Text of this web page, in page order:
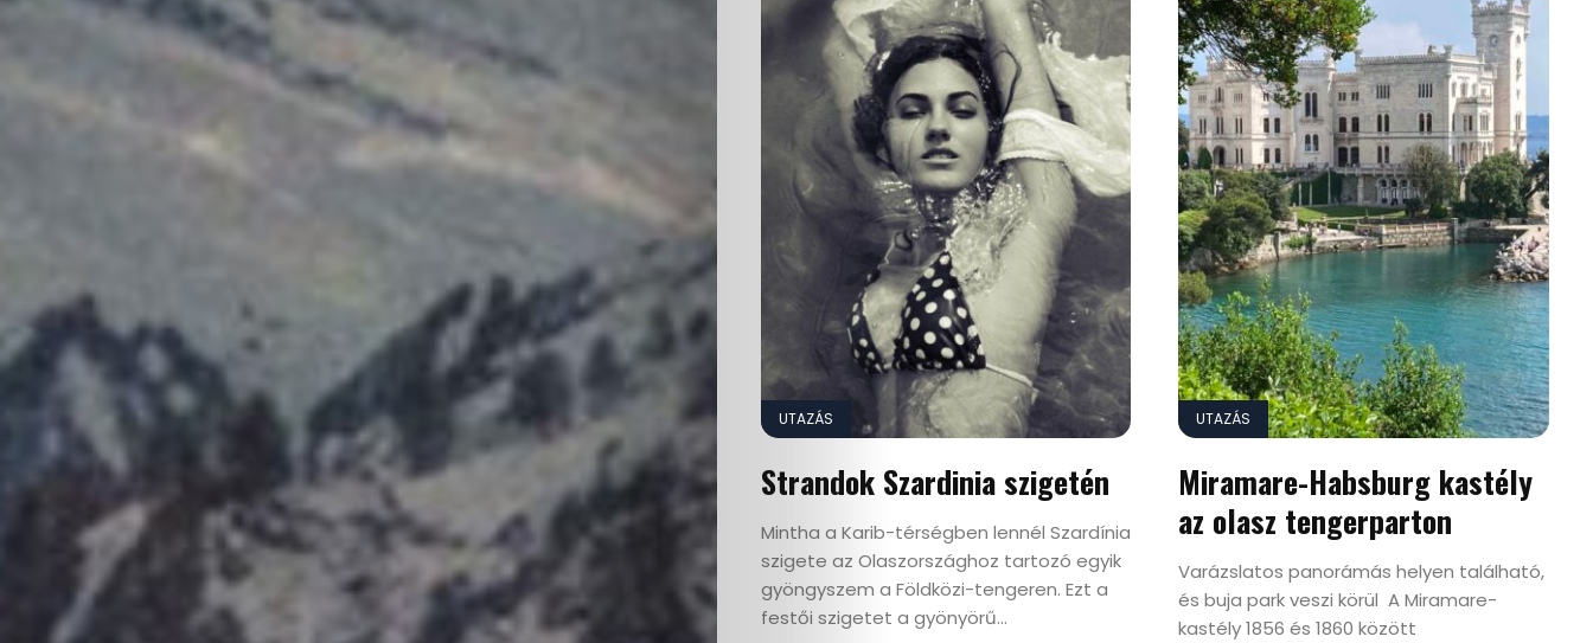
UTAZÁS
Strandok Szardinia szigetén
Mintha a Karib-térségben lennél Szardínia
szigete az Olaszországhoz tartozó egyik
gyöngyszem a Földközi-tengeren. Ezt a
festői szigetet a gyönyörű...
UTAZÁS
Miramare-Habsburg kastély
az olasz tengerparton
Varázslatos panorámás helyen található,
és buja park veszi körül A Miramare-
kastély 1856 és 1860 között